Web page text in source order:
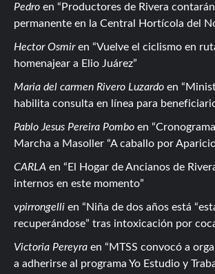
Pedro en
Productores de Rivera
permanente en la Central Hortícola del
Hector Osmiren
Vuelve el ciclismo en
homenajear a Elio Juárez
Maria del carmen Rivero Luzardo en
habilita consulta en línea para
Pablo Jesus Pereira Pombo en
Marcha a Masoller “A caballo por
CARLA en
El Hogar de Ancianos de
internos en este momento
vpirrongelli en
Niña de dos años está
recuperándose” tras intoxicación por
Victoria Pereyra en
MTSS convocó a
a adherirse al programa Yo Estudio y